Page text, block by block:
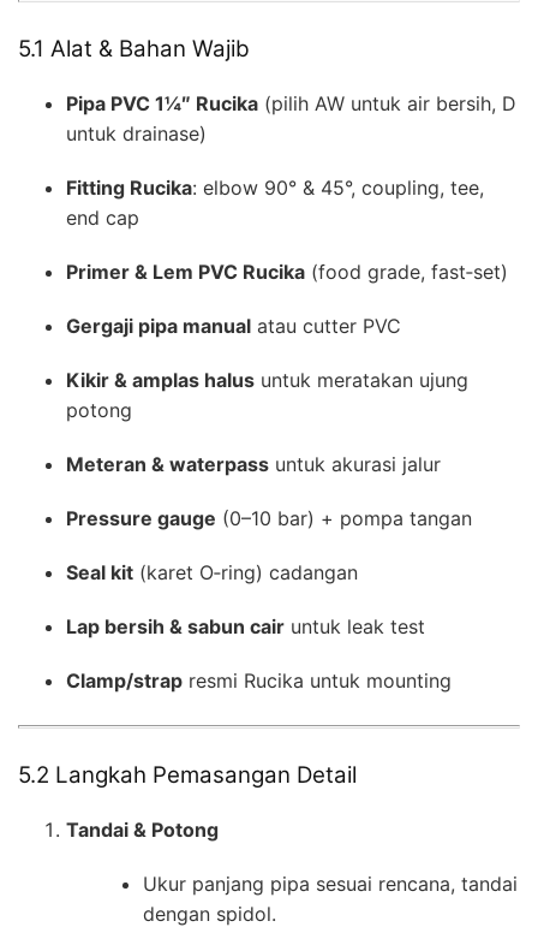
5.1 Alat & Bahan Wajib
Pipa PVC 1¼″ Rucika (pilih AW untuk air bersih, D
untuk drainase)
Fitting Rucika: elbow 90° & 45°, coupling, tee,
end cap
Primer & Lem PVC Rucika (food grade, fast‐set)
Gergaji pipa manual atau cutter PVC
Kikir & amplas halus untuk meratakan ujung
potong
Meteran & waterpass untuk akurasi jalur
Pressure gauge (0–10 bar) + pompa tangan
Seal kit (karet O‐ring) cadangan
Lap bersih & sabun cair untuk leak test
Clamp/strap resmi Rucika untuk mounting
5.2 Langkah Pemasangan Detail
Tandai & Potong
Ukur panjang pipa sesuai rencana, tandai
dengan spidol.